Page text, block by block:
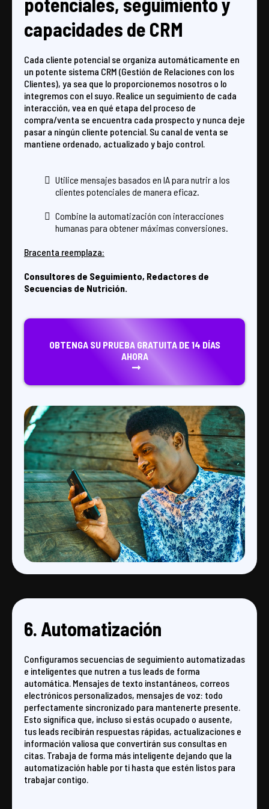
capacidades de CRM
Cada cliente potencial se organiza automáticamente en
un potente sistema CRM (Gestión de Relaciones con los
Clientes), ya sea que lo proporcionemos nosotros o lo
integremos con el suyo. Realice un seguimiento de cada
interacción, vea en qué etapa del proceso de
compra/venta se encuentra cada prospecto y nunca deje
pasar a ningún cliente potencial. Su canal de venta se
mantiene ordenado, actualizado y bajo control.
Utilice mensajes basados ​​en IA para nutrir a los
clientes potenciales de manera eficaz.
Combine la automatización con interacciones
humanas para obtener máximas conversiones.
Bracenta reemplaza:
Consultores de Seguimiento, Redactores de
Secuencias de Nutrición.
OBTENGA SU PRUEBA GRATUITA DE 14 DÍAS
AHORA
6. Automatización
Configuramos secuencias de seguimiento automatizadas
e inteligentes que nutren a tus leads de forma
automática. Mensajes de texto instantáneos, correos
electrónicos personalizados, mensajes de voz: todo
perfectamente sincronizado para mantenerte presente.
Esto significa que, incluso si estás ocupado o ausente,
tus leads recibirán respuestas rápidas, actualizaciones e
información valiosa que convertirán sus consultas en
citas. Trabaja de forma más inteligente dejando que la
automatización hable por ti hasta que estén listos para
trabajar contigo.